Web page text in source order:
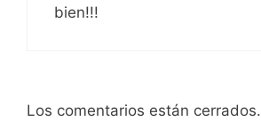
bien!!!
Los comentarios están cerrados.